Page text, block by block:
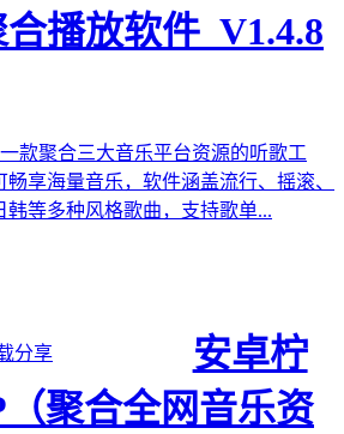
播放软件_V1.4.8
款聚合三大音乐平台资源的听歌工
享海量音乐，软件涵盖流行、摇滚、
等多种风格歌曲，支持歌单...
分享
安卓柠
聚合全网音乐资